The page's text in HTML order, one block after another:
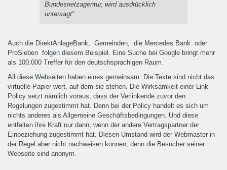
Bundesnetzagentur, wird ausdrücklich
untersagt“
Auch die DirektAnlageBank, Gemeinden, die Mercedes Bank oder
ProSieben folgen diesem Beispiel. Eine Suche bei Google bringt mehr
als 100.000 Treffer für den deutschsprachigen Raum.
All diese Webseiten haben eines gemeinsam: Die Texte sind nicht das
virtuelle Papier wert, auf dem sie stehen. Die Wirksamkeit einer Link-
Policy setzt nämlich voraus, dass der Verlinkende zuvor den
Regelungen zugestimmt hat. Denn bei der Policy handelt es sich um
nichts anderes als Allgemeine Geschäftsbedingungen. Und diese
entfalten ihre Kraft nur dann, wenn der andere Vertragspartner der
Einbeziehung zugestimmt hat. Diesen Umstand wird der Webmaster in
der Regel aber nicht nachweisen können, denn die Besucher seiner
Webseite sind anonym.